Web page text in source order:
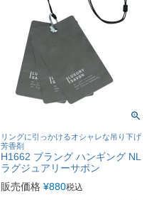
リングに引っかけるオシャレな吊り下げ
芳香剤
H1662 ブラング ハンギング NL
ラグジュアリーサボン
販売価格 ¥880税込